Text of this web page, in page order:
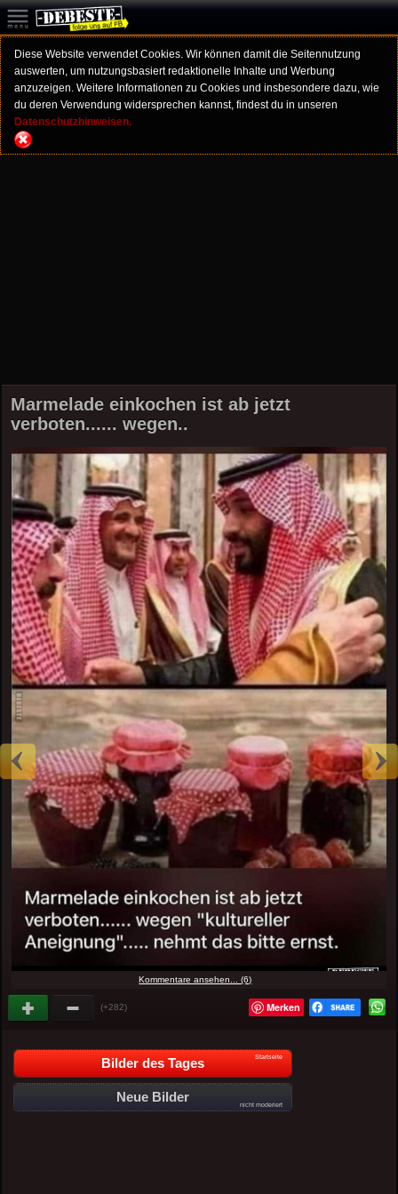
Diese Website verwendet Cookies. Wir können damit die Seitennutzung
auswerten, um nutzungsbasiert redaktionelle Inhalte und Werbung
anzuzeigen. Weitere Informationen zu Cookies und insbesondere dazu, wie
du deren Verwendung widersprechen kannst, findest du in unseren
Datenschutzhinweisen.
Marmelade einkochen ist ab jetzt
verboten...... wegen..
Kommentare ansehen... (6)
(+282) Merken
Bilder des Tages Startseite
Neue Bilder
nicht moderiert